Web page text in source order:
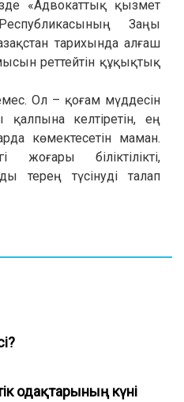
«Адвокаттық қызмет
Заңы
тарихында алғаш
реттейтін құқықтық
Ол – қоғам мүддесін
қалпына келтіретін, ең
көмектесетін маман.
жоғары біліктілікті,
терең түсінуді талап
одақтарының күні